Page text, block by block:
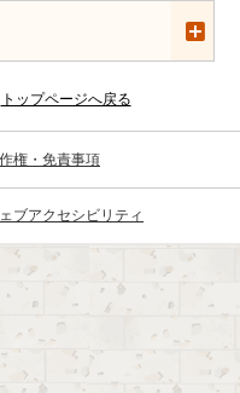
トップページへ戻る
権・免責事項
ブアクセシビリティ